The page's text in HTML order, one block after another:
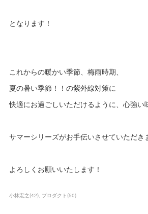
となります！
これからの暖かい季節、梅雨時期、
夏の暑い季節！！の紫外線対策に
快適にお過ごしいただけるように、心強い
サマーシリーズがお手伝いさせていただき
よろしくお願いいたします！
小林宏之 (42) プロダクト (50)